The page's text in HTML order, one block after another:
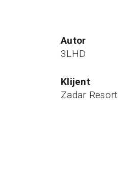
autor
3LHD
klijent
Zadar Resort